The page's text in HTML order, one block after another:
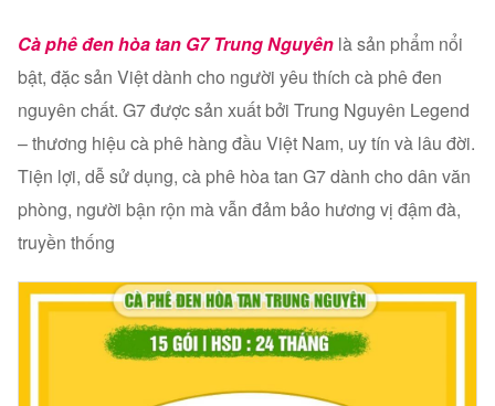
Cà phê đen hòa tan G7 Trung Nguyên là sản phẩm nổi
bật, đặc sản Việt dành cho người yêu thích cà phê đen
nguyên chất. G7 được sản xuất bởi Trung Nguyên Legend
– thương hiệu cà phê hàng đầu Việt Nam, uy tín và lâu đời.
Tiện lợi, dễ sử dụng, cà phê hòa tan G7 dành cho dân văn
phòng, người bận rộn mà vẫn đảm bảo hương vị đậm đà,
truyền thống